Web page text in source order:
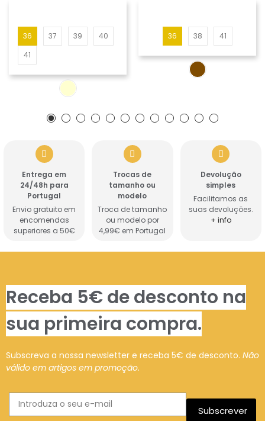
36 37 39
40
41
36 38 41
Entrega em
24/48h para
Portugal
Envio gratuito em
encomendas
superiores a 50€
Trocas de
tamanho ou
modelo
Troca de tamanho
ou modelo por
4,99€ em Portugal
Devolução
simples
Facilitamos as
suas devoluções.
+ info
Receba 5€ de desconto na
sua primeira compra.
Subscreva a nossa newsletter e receba 5€ de desconto. Não
válido em artigos em promoção.
Subscrever